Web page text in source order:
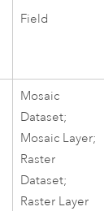
Field
Mosaic
Dataset;
Mosaic Layer;
Raster
Dataset;
Raster Layer